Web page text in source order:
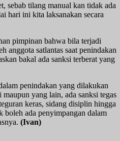
sebab tilang manual kan tidak ada
hari ini kita laksanakan secara
pimpinan bahwa bila terjadi
anggota satlantas saat penindakan
bakal ada sanksi terberat yang
penindakan yang dilakukan
yang lain, ada sanksi tegas
keras, sidang disiplin hingga
boleh ada penyimpangan dalam
(Ivan)